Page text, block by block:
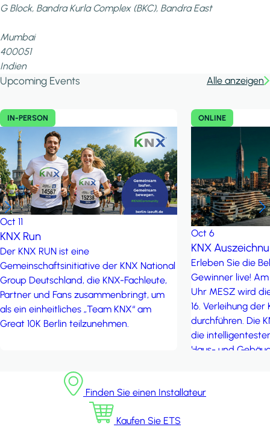
G Block, Bandra Kurla Complex (BKC), Bandra East
Mumbai
400051
Indien
Upcoming Events Alle anzeigen
IN-PERSON
Oct 11
KNX Run
Der KNX RUN ist eine
Gemeinschaftsinitiative der KNX National
Group Deutschland, die KNX-Fachleute,
Partner und Fans zusammenbringt, um
als ein einheitliches „Team KNX“ am
Great 10K Berlin teilzunehmen.
ONLINE
Oct 6
KNX
Erleben Sie die
Gewinner live!
Uhr MESZ wird
16. Verleihung der
durchführen. Die
die
Haus- und
auszeichnen.
Finden Sie einen Installateur
Kaufen Sie ETS